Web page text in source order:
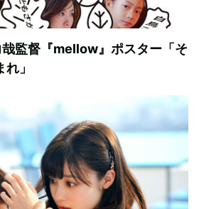
監督『mellow』ポスター「そ
」